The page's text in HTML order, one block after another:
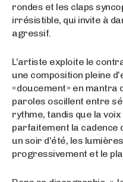
rondes et les claps
irrésistible, qui invite à
agressif.
L’artiste exploite le
une composition pleine
« doucement » en mantra
paroles oscillent entre
rythme, tandis que la
parfaitement la cadence
un soir d’été, les
progressivement et le